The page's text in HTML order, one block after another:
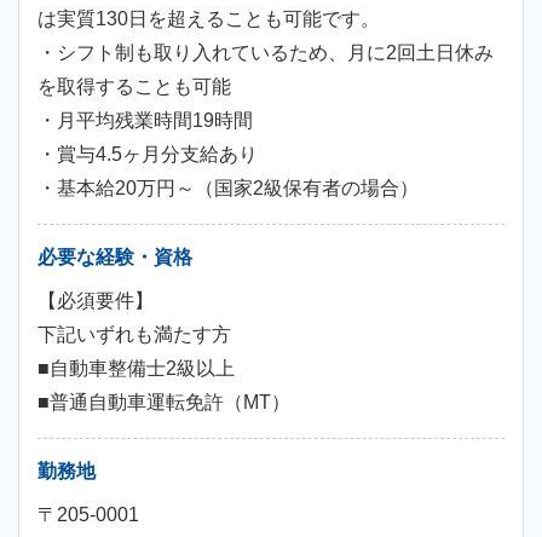
は実質130日を超えることも可能です。
・シフト制も取り入れているため、月に2回土日休み
を取得することも可能
・月平均残業時間19時間
・賞与4.5ヶ月分支給あり
・基本給20万円～（国家2級保有者の場合）
必要な経験・資格
【必須要件】
下記いずれも満たす方
■自動車整備士2級以上
■普通自動車運転免許（MT）
勤務地
〒205-0001